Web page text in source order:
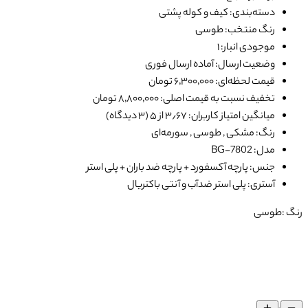
دسته‌بندی: کیف و کوله پشتی
رنگ منتخب: طوسی
موجودی انبار: ۱
وضعیت ارسال: آماده ارسال فوری
قیمت لحظه‌ای: ۶٬۳۰۰٬۰۰۰ تومان
تخفیف نسبت به قیمت اصلی: ۸٬۸۰۰٬۰۰۰ تومان
میانگین امتیاز کاربران: ۳٫۶۷ از ۵ (۳ دیدگاه)
رنگ: مشکی , طوسی , سورمه‌ای
مدل: BG-7802
جنس: پارچه آکسفورد + پارچه ضد باران + پلی استر
آستری: پلی استر ضدآب و آنتی باکتریال
رنگ :طوسی